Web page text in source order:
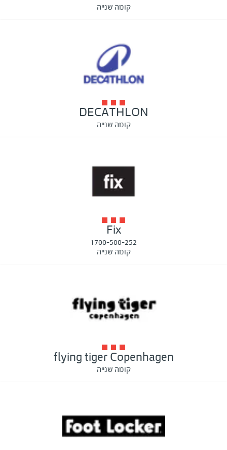
קומה שנייה
DECATHLON
קומה שנייה
Fix
1700-500-252
קומה שנייה
flying tiger Copenhagen
קומה שנייה